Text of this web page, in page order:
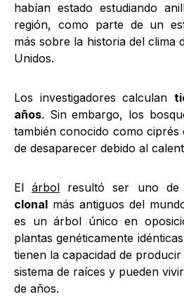
habían estado estudiando
región, como parte de un
más sobre la historia del clima
Unidos.
Los investigadores calculan
años. Sin embargo, los
también conocido como
de desaparecer debido al
Elárbol resultó ser uno de
clonal más antiguos del
es un árbol único en
plantas genéticamente
tienen la capacidad de
sistema de raíces y pueden
de años.